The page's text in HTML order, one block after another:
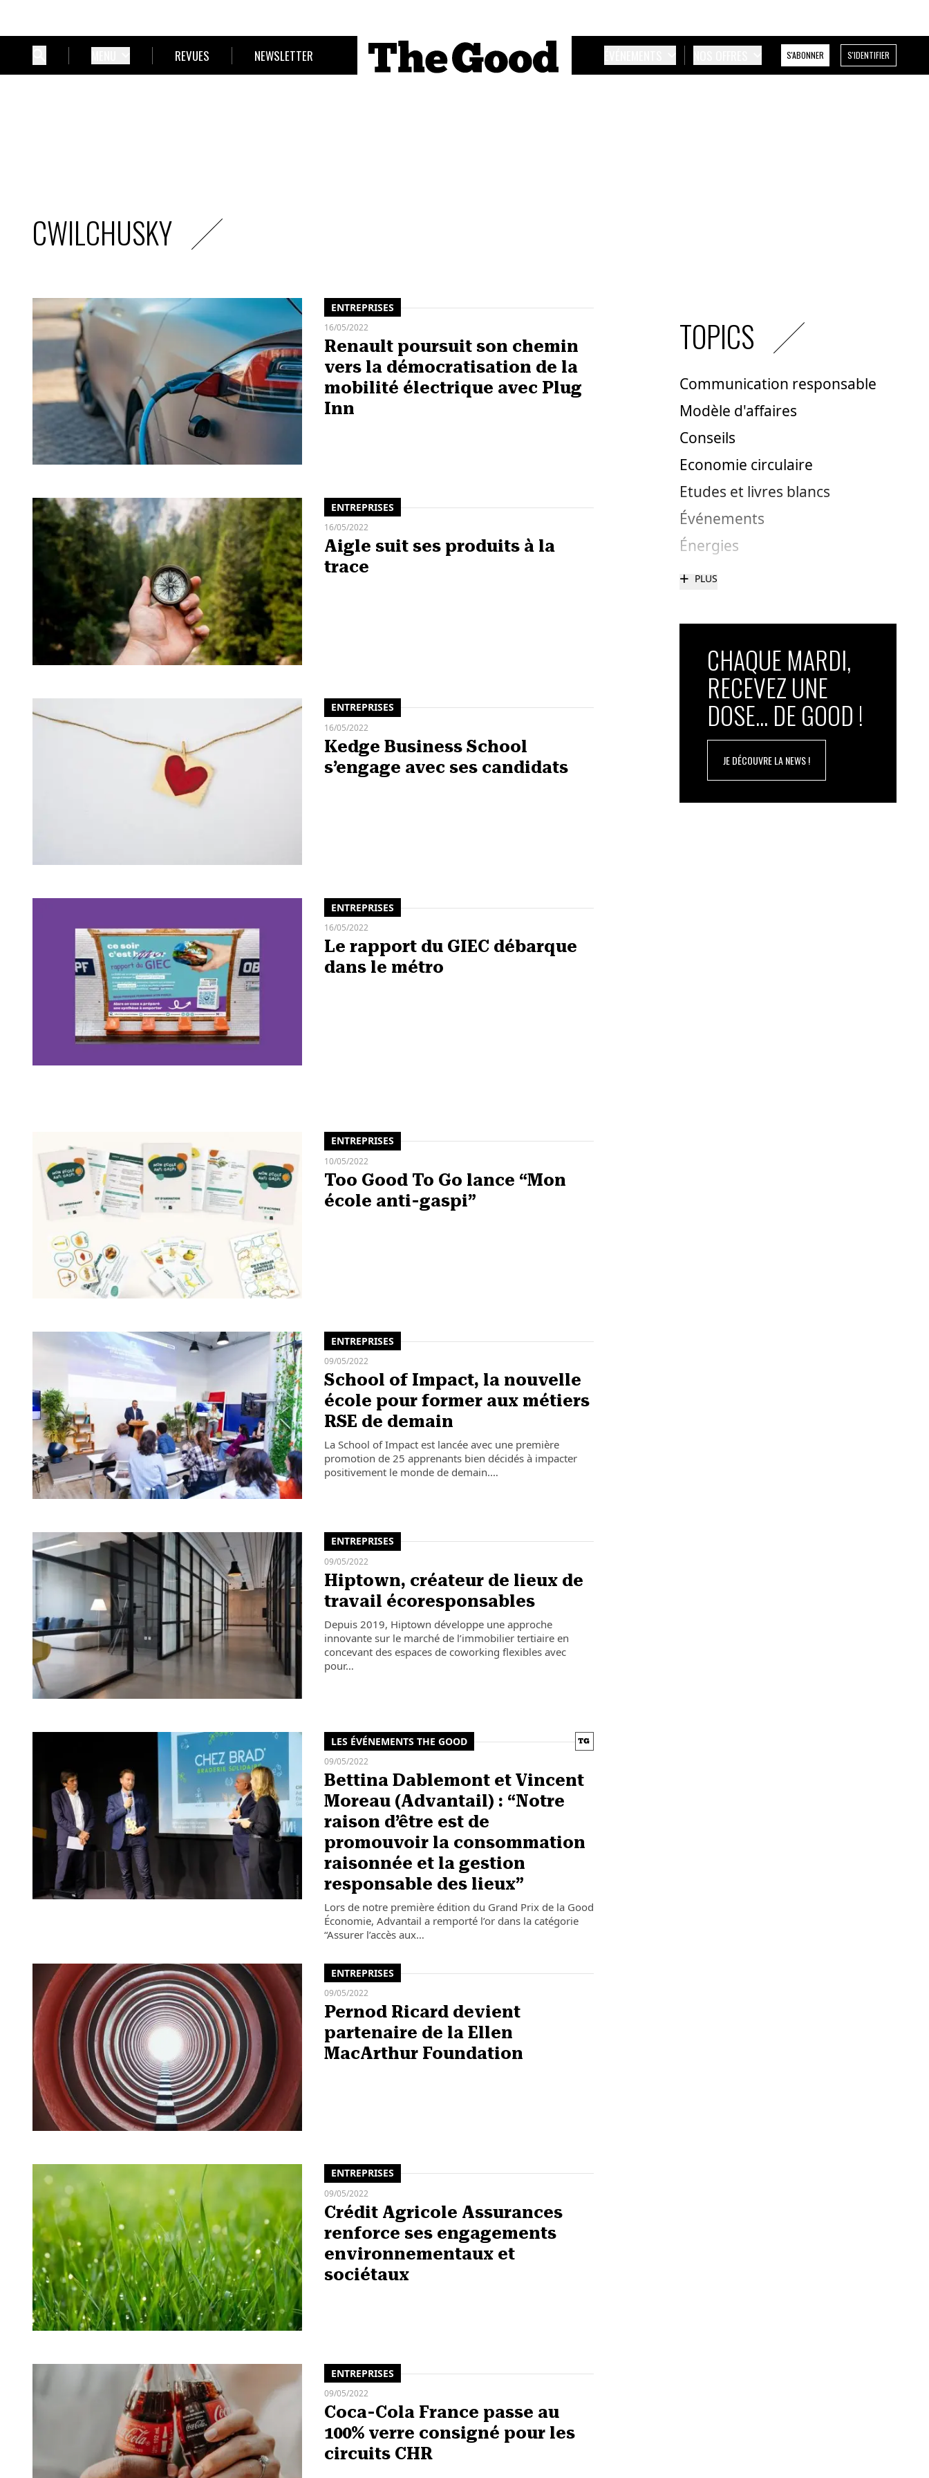
REVUES NEWSLETTER S'ABONNER S'IDENTIFIER
CWILCHUSKY
ENTREPRISES
16/05/2022
Renault poursuit son chemin
vers la démocratisation de la
mobilité électrique avec Plug
Inn
ENTREPRISES
16/05/2022
Aigle suit ses produits à la
trace
ENTREPRISES
16/05/2022
Kedge Business School
s’engage avec ses candidats
ENTREPRISES
16/05/2022
Le rapport du GIEC débarque
dans le métro
ENTREPRISES
10/05/2022
Too Good To Go lance “Mon
école anti-gaspi”
ENTREPRISES
09/05/2022
School of Impact, la nouvelle
école pour former aux métiers
RSE de demain
La School of Impact est lancée avec une première
promotion de 25 apprenants bien décidés à impacter
positivement le monde de demain.…
ENTREPRISES
09/05/2022
Hiptown, créateur de lieux de
travail écoresponsables
Depuis 2019, Hiptown développe une approche
innovante sur le marché de l’immobilier tertiaire en
concevant des espaces de coworking flexibles avec
pour…
LES ÉVÉNEMENTS THE GOOD
09/05/2022
Bettina Dablemont et Vincent
Moreau (Advantail) : “Notre
raison d’être est de
promouvoir la consommation
raisonnée et la gestion
responsable des lieux”
Lors de notre première édition du Grand Prix de la Good
Économie, Advantail a remporté l’or dans la catégorie
“Assurer l’accès aux…
ENTREPRISES
09/05/2022
Pernod Ricard devient
partenaire de la Ellen
MacArthur Foundation
ENTREPRISES
09/05/2022
Crédit Agricole Assurances
renforce ses engagements
environnementaux et
sociétaux
ENTREPRISES
09/05/2022
Coca-Cola France passe au
100% verre consigné pour les
circuits CHR
TOPICS
Communication responsable
Modèle d'affaires
Conseils
Economie circulaire
Etudes et livres blancs
Événements
Énergies
+ PLUS
CHAQUE MARDI,
RECEVEZ UNE
DOSE... DE GOOD !
JE DÉCOUVRE LA NEWS !